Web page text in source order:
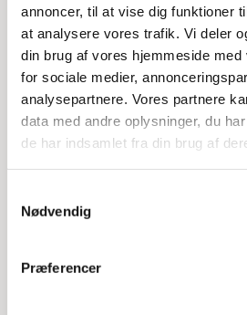
annoncer, til at vise dig funktioner
at analysere vores trafik. Vi deler
din brug af vores hjemmeside med
for sociale medier,
analysepartnere. Vores partnere
data med andre oplysninger, du
de har indsamlet fra din brug af
Nødvendig
Præferencer
afrundede hjørner passer det
kildesorteringsstationer og
skraldespande. Det er også
holde det rent og pænt.
Tekst og anvendelse
Pictogrammet har teksten 'PAP
gør det ideelt til at markere,
skal smides ud. Det er en
korrekt sortering på.